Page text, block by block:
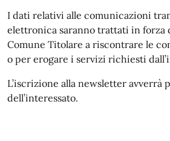
I dati relativi alle comunicazioni
elettronica saranno trattati in forza
Comune Titolare a riscontrare le
o per erogare i servizi richiesti
L’iscrizione alla newsletter avverrà
dell’interessato.